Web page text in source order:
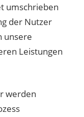
umschrieben
der Nutzer
unsere
Leistungen
werden